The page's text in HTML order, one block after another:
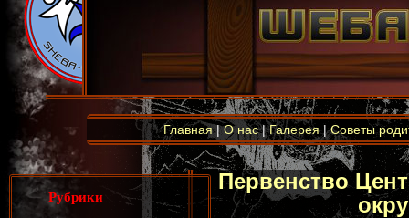
Главная|О нас|Галерея|Советы
Первенство
Рубрики